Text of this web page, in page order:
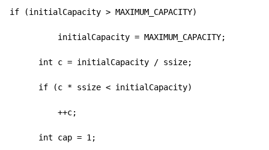
if (initialCapacity > MAXIMUM_CAPACITY)
          initialCapacity = MAXIMUM_CAPACITY;
      int c = initialCapacity / ssize;
      if (c * ssize < initialCapacity)
          ++c;
      int cap = 1;